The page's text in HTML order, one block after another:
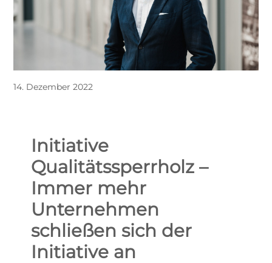
14. Dezember 2022
Initiative
Qualitätssperrholz –
Immer mehr
Unternehmen
schließen sich der
Initiative an